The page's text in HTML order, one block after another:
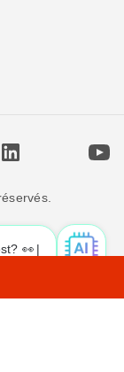
👀
cookies